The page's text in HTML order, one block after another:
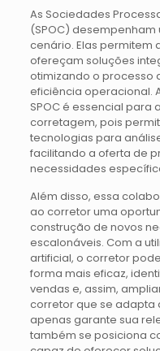
As Sociedades
(SPOC)
cenário. Elas permitem
ofereçam soluções
otimizando o processo
eficiência operacional.
SPOC é essencial
corretagem, pois
tecnologias para
facilitando a oferta de
necessidades
Além disso, essa
ao corretor uma
construção de novos
escalonáveis. Com a
artificial, o corretor
forma mais eficaz,
vendas e, assim,
corretor que se adapta
apenas garante sua
também se posiciona